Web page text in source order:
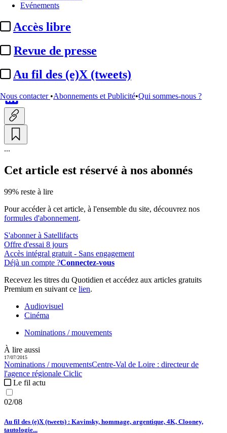
Evénements
Accès libre
Revue de presse
Au fil des (e)X (tweets)
Nous contacter •Abonnements et Publicité•Qui sommes-nous ?
Ciclic :Annaïck Le Ru
nommée nouvelle directrice de
l’agence
ParEmmanuelle Miquet
...
Cet article est réservé à nos abonnés
99% reste à lire
Pour accéder à cet article, à l'ensemble du site, découvrez nos
formules d'abonnement.
S'abonner à Satellifacts
Offre d'essai 8 jours
Accès intégral gratuit - Sans engagement
Déjà un compte ?Connectez-vous
Recevez les titres du Quotidien et accédez aux articles gratuits
Premium en suivant ce lien.
Audiovisuel
Cinéma
Nominations / mouvements
À lire aussi
17/07/2015
Nominations / mouvementsCentre-Val de Loire : directeur de
l'agence régionale Ciclic
Le fil actu
02/08
Au fil des (e)X (tweets) : Kavinsky, hommage, argentique, 4K, Clooney,
tautologie...